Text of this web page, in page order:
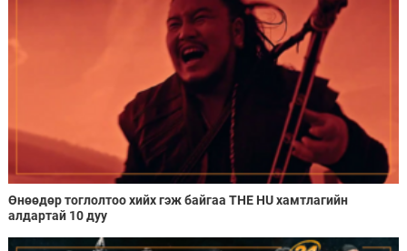
Өнөөдөр тоглолтоо хийх гэж байгаа THE HU хамтлагийн
алдартай 10 дуу